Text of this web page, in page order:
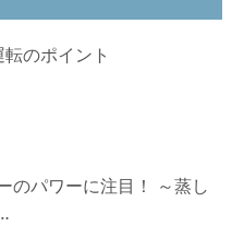
のポイント
のパワーに注目！ ～蒸し